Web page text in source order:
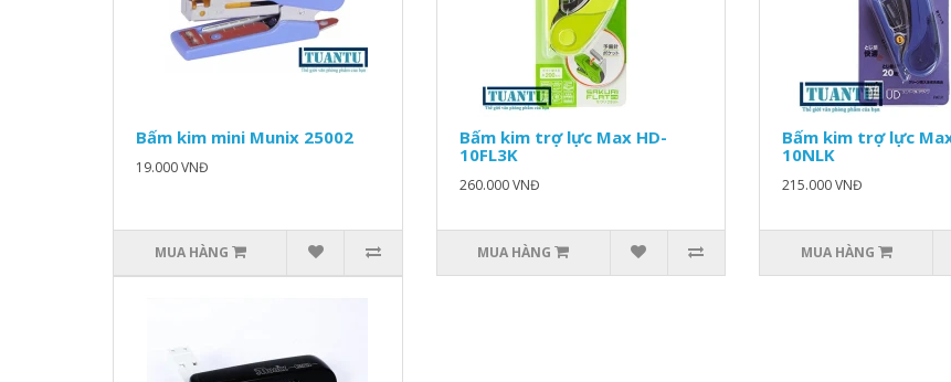
Bấm kim mini Munix 25002
19.000 VNĐ
MUA HÀNG
Bấm kim trợ lực Max HD-
10FL3K
260.000 VNĐ
MUA HÀNG
Bấm kim trợ lực
10NLK
215.000 VNĐ
MUA HÀNG